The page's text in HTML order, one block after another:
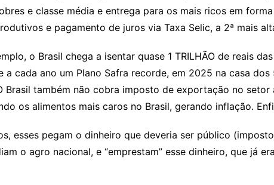
e classe média e entrega para os mais ricos em
e pagamento de juros via Taxa Selic, a 2ª mais
o Brasil chega a isentar quase 1 TRILHÃO de reais
a cada ano um Plano Safra recorde, em 2025 na casa
Brasil também não cobra imposto de exportação no
os alimentos mais caros no Brasil, gerando inflação.
esses pegam o dinheiro que deveria ser público
o agro nacional, e “emprestam” esse dinheiro, que já